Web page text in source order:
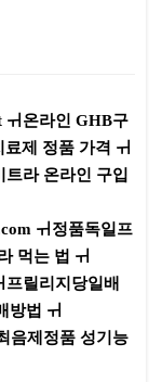
ㅟ온라인 GHB구
제 정품 가격 ㅟ
라 온라인 구입
ㅟ정품독일프
먹는 법 ㅟ
릴리지당일배
방법 ㅟ
음제정품 성기능